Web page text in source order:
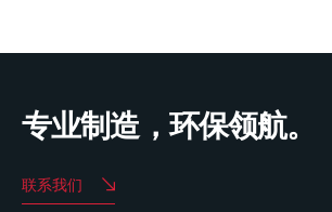
专业制造，环保领航。
联系我们